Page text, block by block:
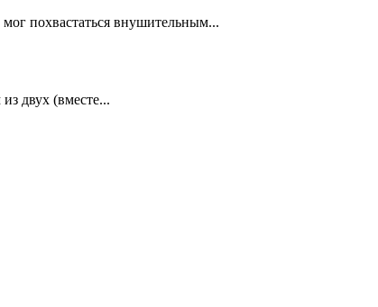
похвастаться внушительным...
двух (вместе...